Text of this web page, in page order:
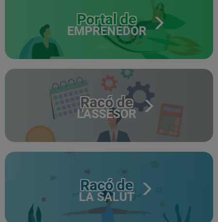
Portal de
EMPRENEDOR
Racó de
L'ASSESOR
Racó de
LA SALUT